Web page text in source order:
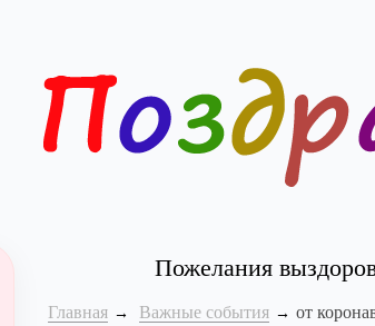
Пожелания
Главная Важные события от